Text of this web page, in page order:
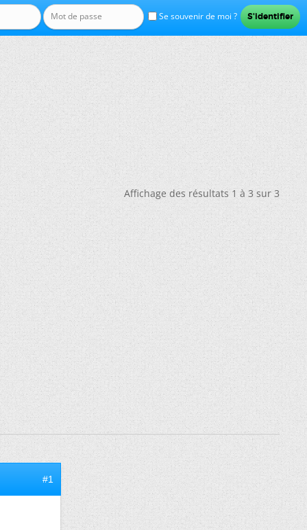
Se souvenir de moi ?
Affichage des résultats 1 à 3 sur 3
#1